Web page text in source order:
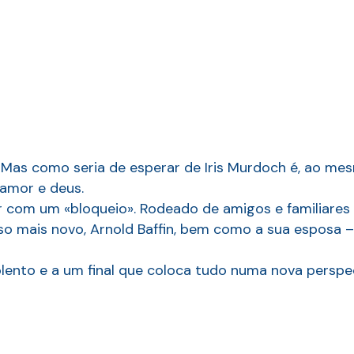
como seria de esperar de Iris Murdoch é, ao
e deus.
um «bloqueio». Rodeado de amigos e
mais novo, Arnold Baffin, bem como a sua esposa
e a um final que coloca tudo numa nova